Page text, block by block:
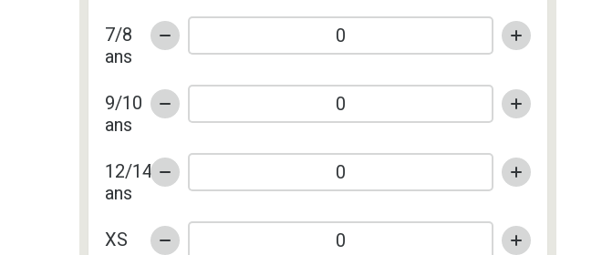
7/8
ans
9/10
ans
12/14
ans
XS